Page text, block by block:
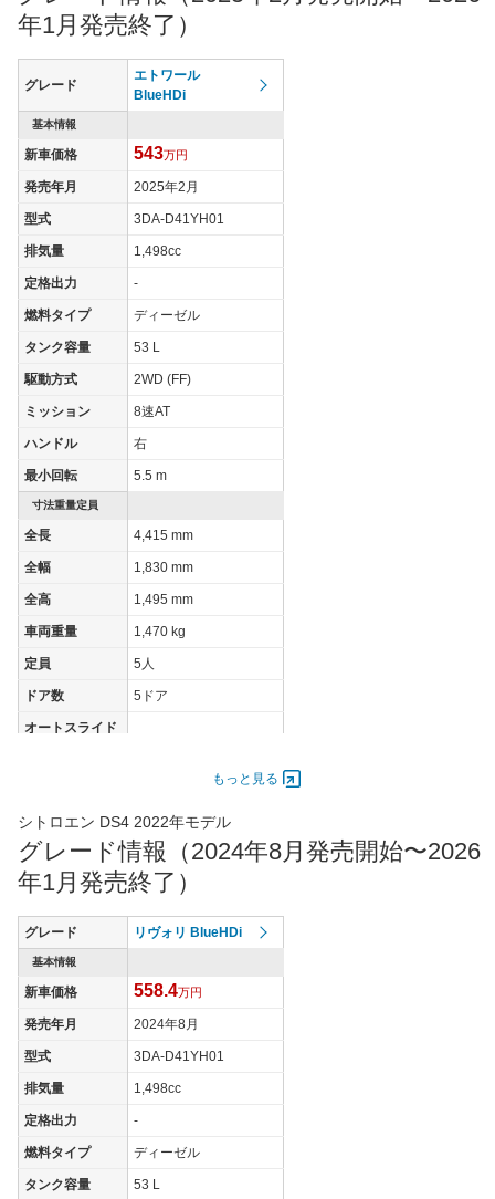
過給機 TB
(前)
205/55R19
タイヤサイズ
(後)
街地)
16.8km/L
WLTCモード(郊
外)
WLTCモード(高
23.9km/L
装備オプション
年1月発売終了）
グレード
エトワール
BlueHDi
基本情報
新車価格 543万円
発売年月 2025年2月
型式 3DA-D41YH01
排気量 1,498cc
定格出力 -
燃料タイプ ディーゼル
タンク容量 53 L
駆動方式 2WD (FF)
ミッション 8速AT
ハンドル 右
最小回転 5.5 m
寸法重量定員
全長 4,415 mm
全幅 1,830 mm
全高 1,495 mm
車両重量 1,470 kg
定員 5人
ドア数 5ドア
オートスライド
最高トルク 300 [30.6]/ 1,750
過給機 TB
タイヤサイズ
(前)
205/55R19
タイヤサイズ
(後)
205/55R19
燃費
WLTCモード 21.2km/L
WLTCモード(市
街地)
WLTCモード(郊
21.2km/L
もっと見る
シトロエン DS4 2022年モデル
グレード情報（2024年8月発売開始〜2026
年1月発売終了）
グレード リヴォリ BlueHDi
基本情報
新車価格 558.4万円
発売年月 2024年8月
型式 3DA-D41YH01
排気量 1,498cc
定格出力 -
燃料タイプ ディーゼル
タンク容量 53 L